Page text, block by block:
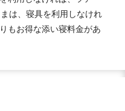
は、寝具を利用しなけれ
もお得な添い寝料金があ